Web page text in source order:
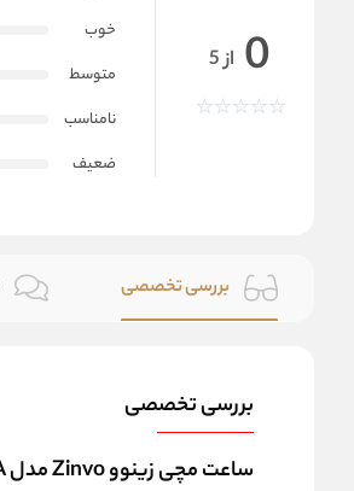
0 از 5
خوب
متوسط
نامناسب
ضعیف
بررسی تخصصی
بررسی تخصصی
ساعت مچی زینوو Zinvo مدل BLADE PANDA